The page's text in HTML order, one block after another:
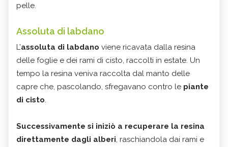
pelle.
Assoluta di labdano
L’assoluta di labdano viene ricavata dalla resina
delle foglie e dei rami di cisto, raccolti in estate. Un
tempo la resina veniva raccolta dal manto delle
capre che, pascolando, sfregavano contro le piante
di cisto.
Successivamente si iniziò a recuperare la resina
direttamente dagli alberi, raschiandola dai rami e